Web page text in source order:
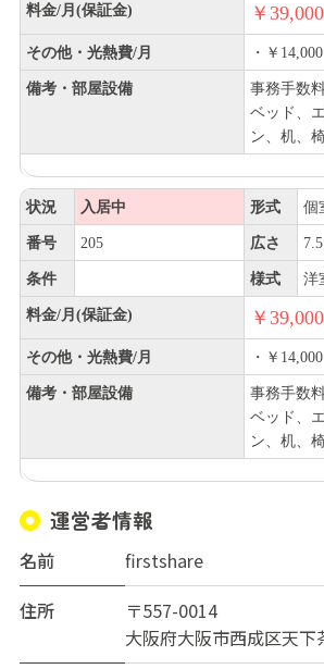
料金/月(保証金) ￥39,000
その他・光熱費/月 ・￥14,000
備考・部屋設備
事務手数
ベッド、
ン、机、
状況 入居中 形式 個
番号 205 広さ
条件 様式 洋
料金/月(保証金) ￥39,000
その他・光熱費/月 ・￥14,000
備考・部屋設備
事務手数
ベッド、
ン、机、
運営者情報
名前
firstshare
住所
〒557-0014
大阪府大阪市西成区天